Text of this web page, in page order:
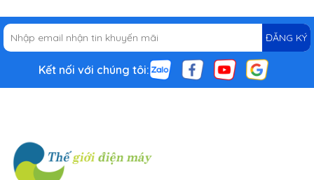
Mijia MJCMY02DY còn sử hữu động cơ hoạt động với
công suất lớn 350W cùng lực hút mạnh đến 12kPa,
ĐĂNG KÝ
Kết nối với chúng tôi: